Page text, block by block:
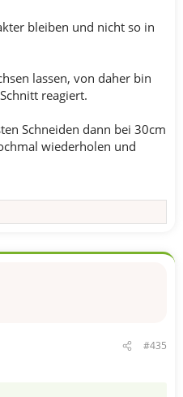
bleiben und nicht so in
lassen, von daher bin
reagiert.
Schneiden dann bei 30cm
wiederholen und
#435